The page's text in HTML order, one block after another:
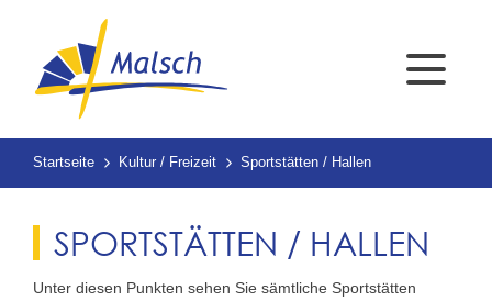
Startseite Kultur / Freizeit Sportstätten / Hallen
SPORTSTÄTTEN / HALLEN
Unter diesen Punkten sehen Sie sämtliche Sportstätten